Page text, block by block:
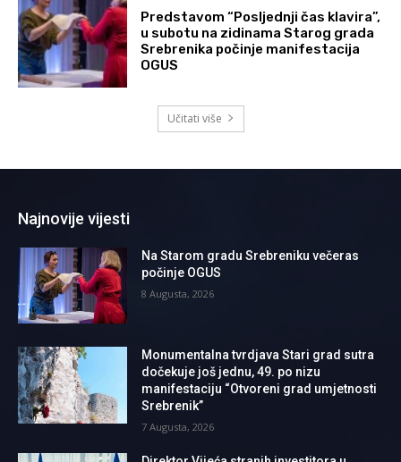
Predstavom “Posljednji čas klavira”,
u subotu na zidinama Starog grada
Srebrenika počinje manifestacija
OGUS
Učitati više
Najnovije vijesti
Na Starom gradu Srebreniku večeras
počinje OGUS
8 Augusta, 2026
Monumentalna tvrdjava Stari grad sutra
dočekuje još jednu, 49. po nizu
manifestaciju “Otvoreni grad umjetnosti
Srebrenik”
7 Augusta, 2026